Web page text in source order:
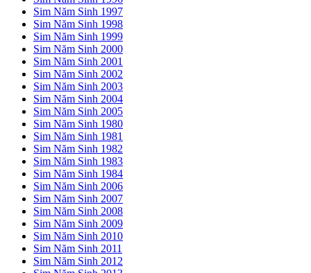
Sim Năm Sinh 1997
Sim Năm Sinh 1998
Sim Năm Sinh 1999
Sim Năm Sinh 2000
Sim Năm Sinh 2001
Sim Năm Sinh 2002
Sim Năm Sinh 2003
Sim Năm Sinh 2004
Sim Năm Sinh 2005
Sim Năm Sinh 1980
Sim Năm Sinh 1981
Sim Năm Sinh 1982
Sim Năm Sinh 1983
Sim Năm Sinh 1984
Sim Năm Sinh 2006
Sim Năm Sinh 2007
Sim Năm Sinh 2008
Sim Năm Sinh 2009
Sim Năm Sinh 2010
Sim Năm Sinh 2011
Sim Năm Sinh 2012